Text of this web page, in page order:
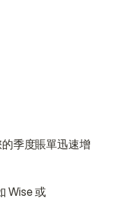
季度賬單迅速增
Wise 或